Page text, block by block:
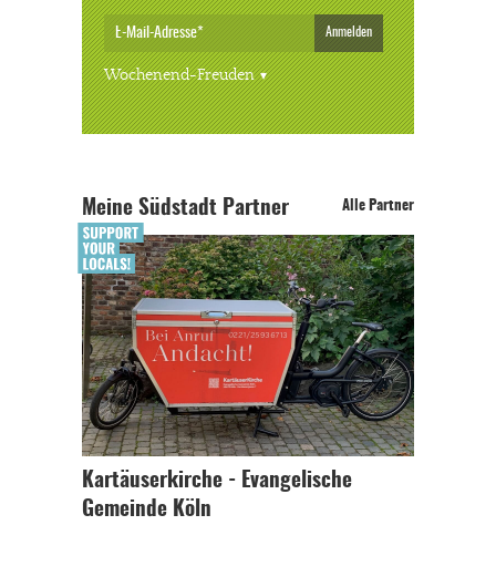
Anmelden
Wochenend-Freuden
Meine Südstadt Partner Alle Partner
Kartäuserkirche - Evangelische
Gemeinde Köln